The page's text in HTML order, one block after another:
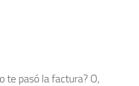
te pasó la factura? O,